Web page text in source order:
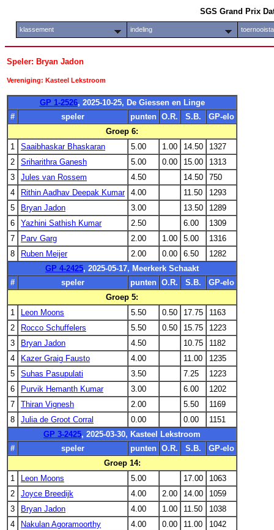
SGS Grand Prix
klassement indeling
Speler: Bryan Jadon
Vereniging: Kasteel Lekstroom
GP 1-2526, 2025-10-25, De Giessen en Linge
#
speler punten O.R. S.B.
GP-elo
Groep 6:
1
Saaibhaskar Bhaskaran 5.00 1.00 14.50
1327
2
Sriharithra Ganesh 5.00 0.00 15.00
1313
3
Jules van Rossem 4.50 14.50
750
4
Rithin Aadhav Deepak Kumar 4.00 11.50
1293
5
Bryan Jadon 3.00 13.50
1289
6
Yazhini Sathish Kumar 2.50 6.00
1309
7
Parv Garg 2.00 1.00 5.00
1316
8
Ruben Meijer 2.00 0.00 6.50
1282
GP 4-2425, 2025-05-17, Meerkerk Schaakt
#
speler punten O.R. S.B.
GP-elo
Groep 5:
1
Leon Moons 5.50 0.50 17.75
1163
2
Rocco Schuffelers 5.50 0.50 15.75
1223
3
Bryan Jadon 4.50 10.75
1182
4
Kazer Graig Fausto 4.00 11.00
1235
5
Suhas Pasupulati 3.50 7.25
1223
6
Purvik Hemanth Kumar 3.00 6.00
1202
7
Thiran Vignesh 2.00 5.50
1169
8
Julia de Groot Corral 0.00 0.00
1151
GP 3-2425, 2025-03-30, Kasteel Lekstroom
#
speler punten O.R. S.B.
GP-elo
Groep 14:
1
Leon Moons 5.00 17.00
1063
2
Joyce Breedijk 4.00 2.00 14.00
1059
3
Bryan Jadon 4.00 1.00 11.50
1038
4
Nakulan Agoramoorthy 4.00 0.00 11.00
1042